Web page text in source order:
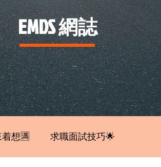
​EMDS 網誌
想🈵 求職面試技巧🌟